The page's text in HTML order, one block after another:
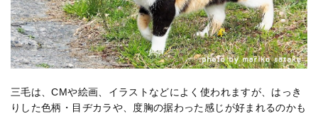
三毛は、CMや絵画、イラストなどによく使われますが、はっき
りした色柄・目ヂカラや、度胸の据わった感じが好まれるのかも